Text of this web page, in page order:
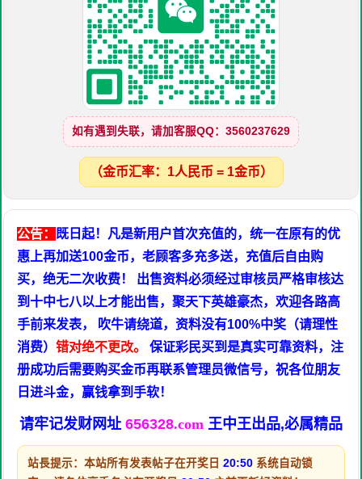
如有遇到失联，请加客服QQ：3560237629
（金币汇率：1人民币 = 1金币）
公告： 既日起！凡是新用户首次充值的，统一在原有的优
惠上再加送100金币，老顾客多充多送，充值后自由购
买，绝无二次收费！ 出售资料必须经过审核员严格审核达
到十中七八以上才能出售，聚天下英雄豪杰，欢迎各路高
手前来发表， 吹牛请绕道，资料没有100%中奖（请理性
消费） 错对绝不更改。
保证彩民买到是真实可靠资料，注
册成功后需要购买金币再联系管理员微信号，祝各位朋友
日进斗金，赢钱拿到手软！
请牢记发财网址 656328.com 王中王出品,必属精品
站長提示：本站所有发表帖子在开奖日 20:50 系统自动锁